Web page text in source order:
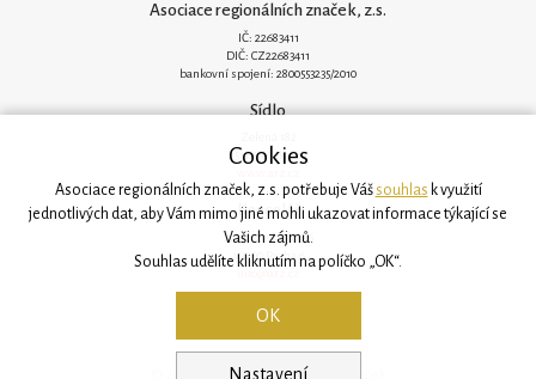
Asociace regionálních značek, z.s.
IČ: 22683411
DIČ: CZ22683411
bankovní spojení: 2800553235/2010
Sídlo
251 62 Mukařov
Kancelář
Svatovítská 906/6
160 00 Praha 6
© 2026, Asociace regionálních značek
Cookies
Asociace regionálních značek, z.s. potřebuje Vášsouhlas k využití
jednotlivých dat, aby Vám mimo jiné mohli ukazovat informace týkající se
Vašich zájmů.
Souhlas udělíte kliknutím na políčko „OK“.
Nastavení
OK